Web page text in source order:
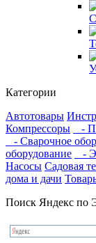
Категории
Автотовары
Компрессоры
-
- Сварочное
оборудование
-
Насосы Садовая
дома и дачи
Поиск Яндекс по